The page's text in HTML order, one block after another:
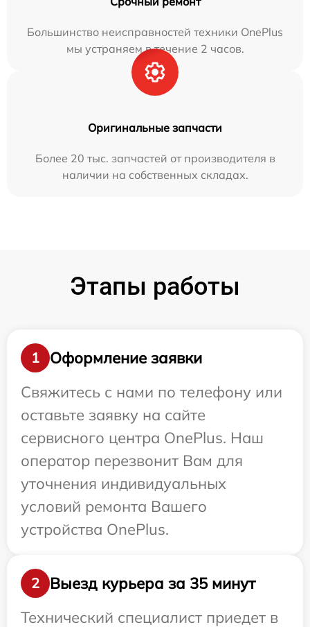
Большинство неисправностей техники OnePlus
мы устраняем в течение 2 часов.
Оригинальные запчасти
Более 20 тыс. запчастей от производителя в
наличии на собственных складах.
Этапы работы
1
Оформление заявки
Свяжитесь с нами по телефону или
оставьте заявку на сайте
сервисного центра OnePlus. Наш
оператор перезвонит Вам для
уточнения индивидуальных
условий ремонта Вашего
устройства OnePlus.
2
Выезд курьера за 35 минут
Технический специалист приедет в